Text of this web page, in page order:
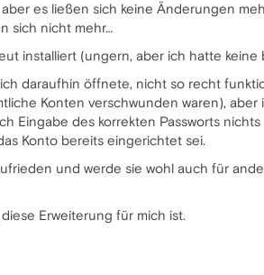
es ließen sich keine Änderungen
sich nicht mehr…
installiert (ungern, aber ich hatte keine
daraufhin öffnete, nicht so recht
Konten verschwunden waren),
Eingabe des korrekten Passworts
Konto bereits eingerichtet sei.
und werde sie wohl auch für
Erweiterung für mich ist.